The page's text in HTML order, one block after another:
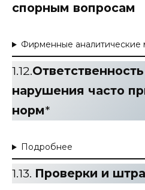
спорным вопросам
Фирменные аналитические
1.12.
нарушения часто
норм*
Подробнее
1.13. Проверки и